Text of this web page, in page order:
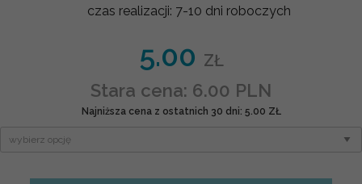
czas realizacji: 7-10 dni roboczych
5.00 ZŁ
Stara cena: 6.00 PLN
Najniższa cena z ostatnich 30 dni: 5.00 ZŁ